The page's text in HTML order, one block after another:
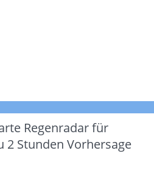
Regenradar für
2 Stunden Vorhersage